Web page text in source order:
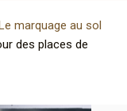
marquage au sol
des places de